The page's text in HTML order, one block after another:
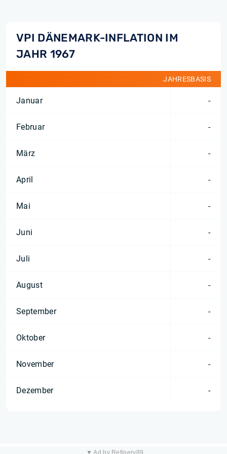
VPI DÄNEMARK-INFLATION IM
JAHR 1967
JAHRESBASIS
Januar -
Februar -
März -
April -
Mai -
Juni -
Juli -
August -
September -
Oktober -
November -
Dezember -
▼ Ad by Refinery89